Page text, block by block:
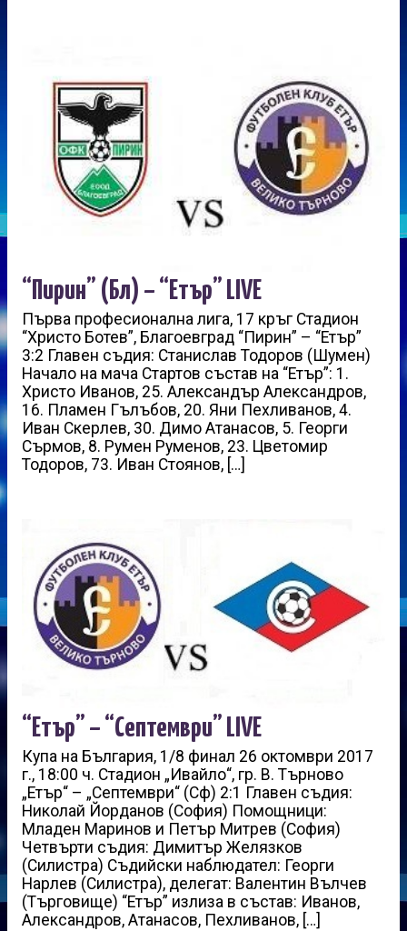
“Пирин” (Бл) – “Етър” LIVE
Първа професионална лига, 17 кръг Стадион
“Христо Ботев”, Благоевград “Пирин” – “Етър”
3:2 Главен съдия: Станислав Тодоров (Шумен)
Начало на мача Стартов състав на “Етър”: 1.
Христо Иванов, 25. Александър Александров,
16. Пламен Гълъбов, 20. Яни Пехливанов, 4.
Иван Скерлев, 30. Димо Атанасов, 5. Георги
Сърмов, 8. Румен Руменов, 23. Цветомир
Тодоров, 73. Иван Стоянов, […]
“Етър” – “Септември” LIVE
Купа на България, 1/8 финал 26 октомври 2017
г., 18:00 ч. Стадион „Ивайло“, гр. В. Търново
„Етър“ – „Септември“ (Сф) 2:1 Главен съдия:
Николай Йорданов (София) Помощници:
Младен Маринов и Петър Митрев (София)
Четвърти съдия: Димитър Желязков
(Силистра) Съдийски наблюдател: Георги
Нарлев (Силистра), делегат: Валентин Вълчев
(Търговище) “Етър” излиза в състав: Иванов,
Александров, Атанасов, Пехливанов, […]